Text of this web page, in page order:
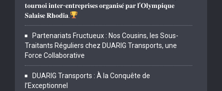
𝐭𝐨𝐮𝐫𝐧𝐨𝐢 𝐢𝐧𝐭𝐞𝐫-𝐞𝐧𝐭𝐫𝐞𝐩𝐫𝐢𝐬𝐞𝐬 𝐨𝐫𝐠𝐚𝐧𝐢𝐬𝐞́ 𝐩𝐚𝐫 𝐥’𝐎𝐥𝐲𝐦𝐩𝐢𝐪𝐮𝐞
𝐒𝐚𝐥𝐚𝐢𝐬𝐞 𝐑𝐡𝐨𝐝𝐢𝐚.
Partenariats Fructueux : Nos Cousins, les Sous-
Traitants Réguliers chez DUARIG Transports, une
Force Collaborative
DUARIG Transports : À la Conquête de
l’Exceptionnel